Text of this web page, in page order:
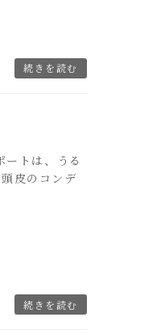
続きを読む
トは、うる
皮のコンデ
続きを読む